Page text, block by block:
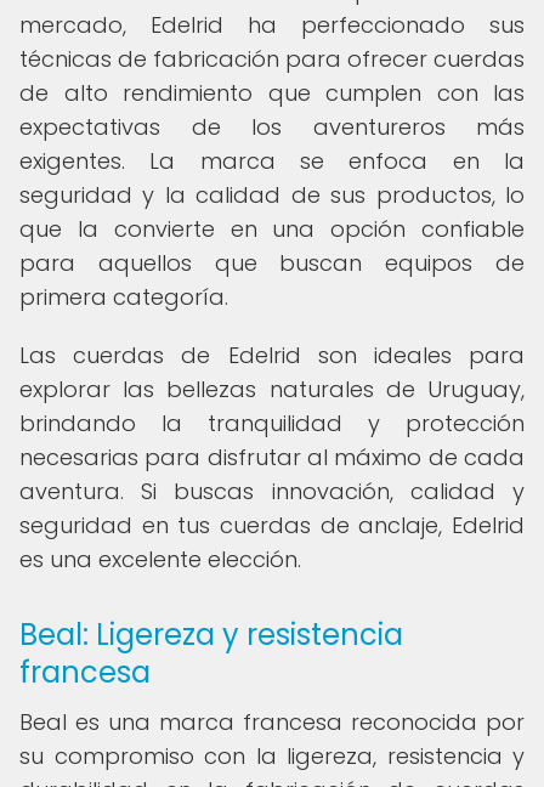
mercado, Edelrid ha perfeccionado sus
técnicas de fabricación para ofrecer cuerdas
de alto rendimiento que cumplen con las
expectativas de los aventureros más
exigentes. La marca se enfoca en la
seguridad y la calidad de sus productos, lo
que la convierte en una opción confiable
para aquellos que buscan equipos de
primera categoría.
Las cuerdas de Edelrid son ideales para
explorar las bellezas naturales de Uruguay,
brindando la tranquilidad y protección
necesarias para disfrutar al máximo de cada
aventura. Si buscas innovación, calidad y
seguridad en tus cuerdas de anclaje, Edelrid
es una excelente elección.
Beal: Ligereza y resistencia
francesa
Beal es una marca francesa reconocida por
su compromiso con la ligereza, resistencia y